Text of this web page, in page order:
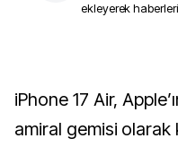
ekleyerek
iPhone 17 Air, Apple’ın bugüne kadarki en ince
amiral gemisi olarak